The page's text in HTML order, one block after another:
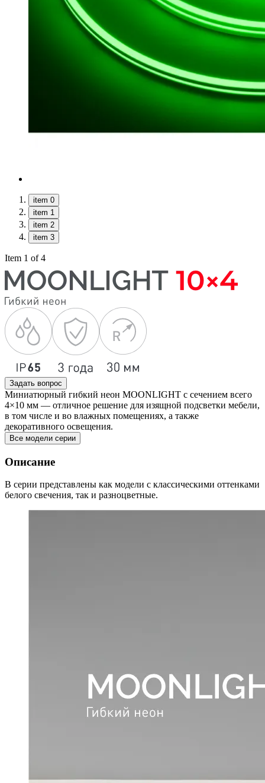
item 0
item 1
item 2
item 3
Item 1 of 4
Задать вопрос
Миниатюрный гибкий неон MOONLIGHT с сечением всего
4×10 мм — отличное решение для изящной подсветки мебели,
в том числе и во влажных помещениях, а также
декоративного освещения.
Все модели серии
Описание
В серии представлены как модели с классическими оттенками
белого свечения, так и разноцветные.